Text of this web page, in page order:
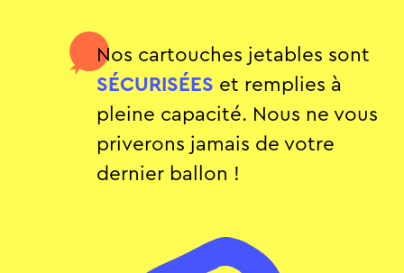
Nos cartouches jetables sont
SÉCURISÉES et remplies à
pleine capacité. Nous ne vous
priverons jamais de votre
dernier ballon !